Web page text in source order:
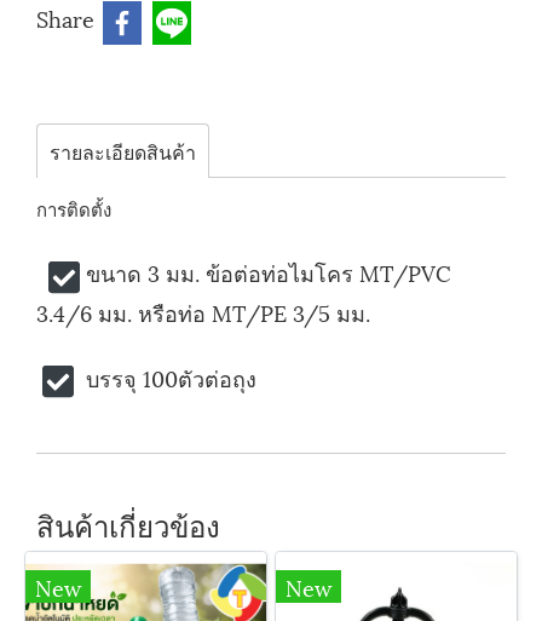
Share
รายละเอียดสินค้า
การติดตั้ง
ขนาด 3 มม. ข้อต่อท่อไมโคร MT/PVC
3.4/6 มม. หรือท่อ MT/PE 3/5 มม.
บรรจุ 100ตัวต่อถุง
สินค้าเกี่ยวข้อง
New New